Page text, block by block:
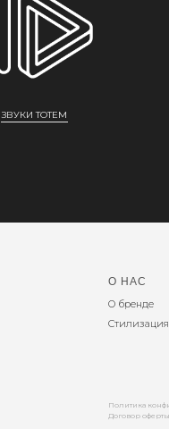
ЗВУКИ TOTEM
О НАС
О бренде
Политика
Договор оферты